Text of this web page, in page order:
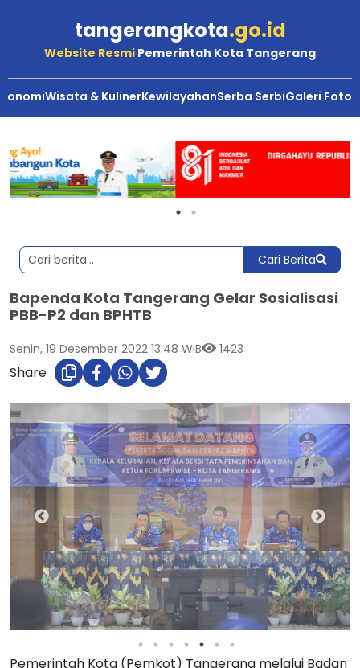
tangerangkota.go.id
Website Resmi Pemerintah Kota Tangerang
Wisata & KulinerKewilayahanSerba SerbiGaleri Foto
Cari Berita
Bapenda Kota Tangerang Gelar Sosialisasi
PBB-P2 dan BPHTB
Senin, 19 Desember 2022 13:48 WIB 1423
Share
Pemerintah Kota (Pemkot) Tangerang melalui Badan